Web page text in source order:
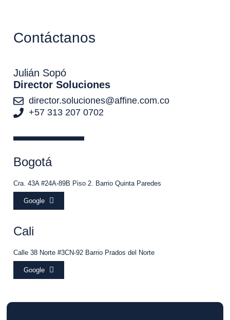
Contáctanos
Julián Sopó
Director Soluciones
director.soluciones@affine.com.co
+57 313 207 0702
Bogotá
Cra. 43A #24A-89B Piso 2. Barrio Quinta Paredes
Google
Cali
Calle 38 Norte #3CN-92 Barrio Prados del Norte
Google